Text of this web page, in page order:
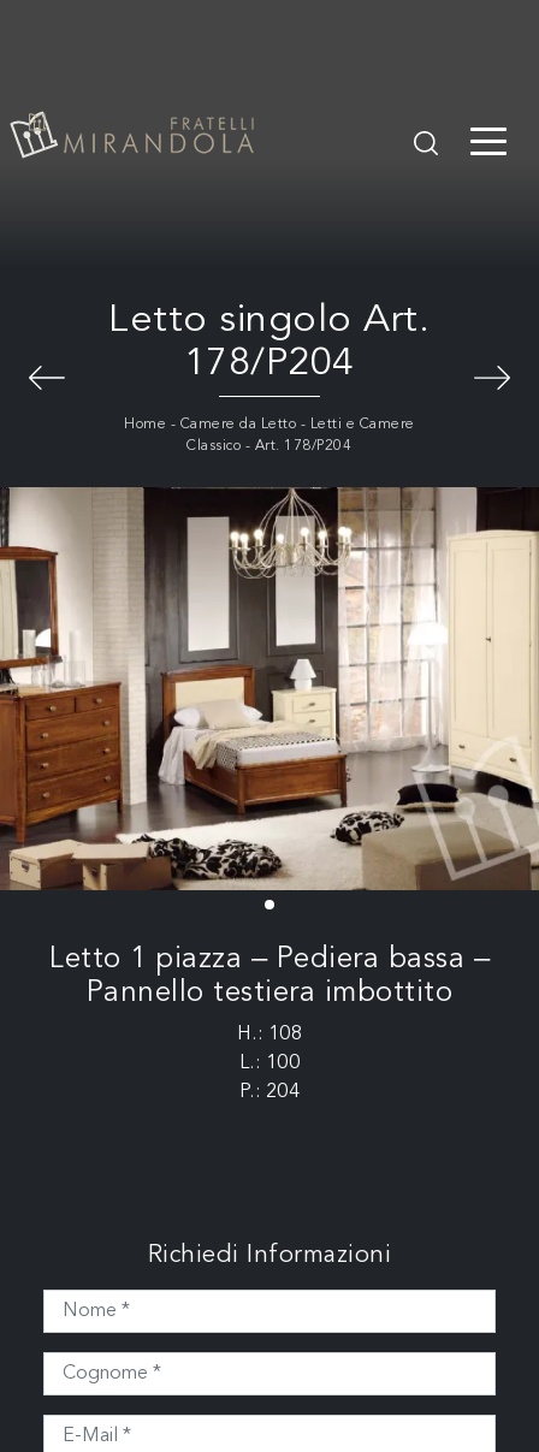
Letto singolo Art.
178/P204
Home - Camere da Letto - Letti e Camere
Classico - Art. 178/P204
Letto 1 piazza – Pediera bassa –
Pannello testiera imbottito
H.: 108
L.: 100
P.: 204
Richiedi Informazioni